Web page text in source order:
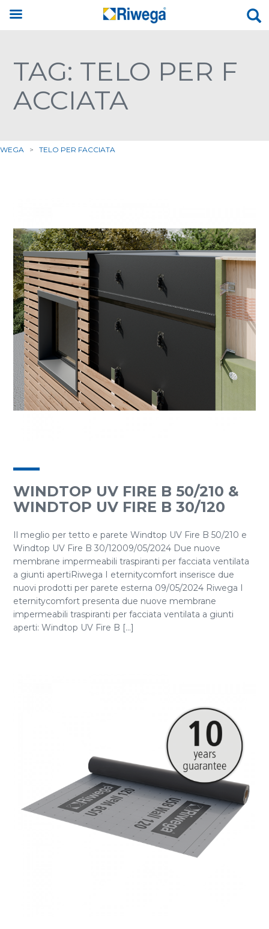
TAG: TELO PER F
ACCIATA
> TELO PER FACCIATA
WINDTOP UV FIRE B 50/210 &
WINDTOP UV FIRE B 30/120
Il meglio per tetto e parete Windtop UV Fire B 50/210 e
Windtop UV Fire B 30/12009/05/2024 Due nuove
membrane impermeabili traspiranti per facciata ventilata
a giunti apertiRiwega I eternitycomfort inserisce due
nuovi prodotti per parete esterna 09/05/2024 Riwega I
eternitycomfort presenta due nuove membrane
impermeabili traspiranti per facciata ventilata a giunti
aperti: Windtop UV Fire B [...]